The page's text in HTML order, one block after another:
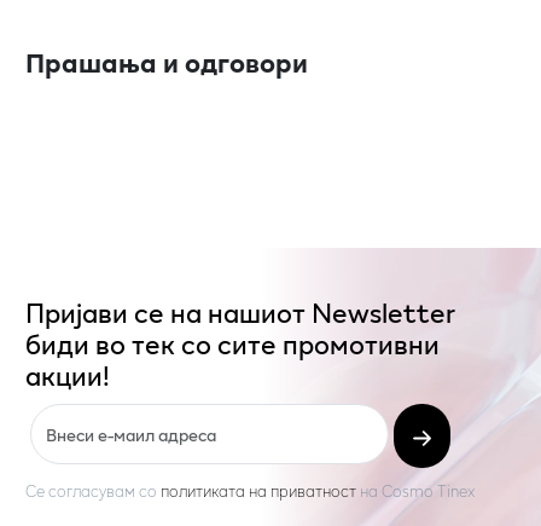
Прашања и одговори
Пријави се на нашиот Newsletter
биди во тек со сите промотивни
акции!
Се согласувам со политиката на приватност на Cosmo Tinex